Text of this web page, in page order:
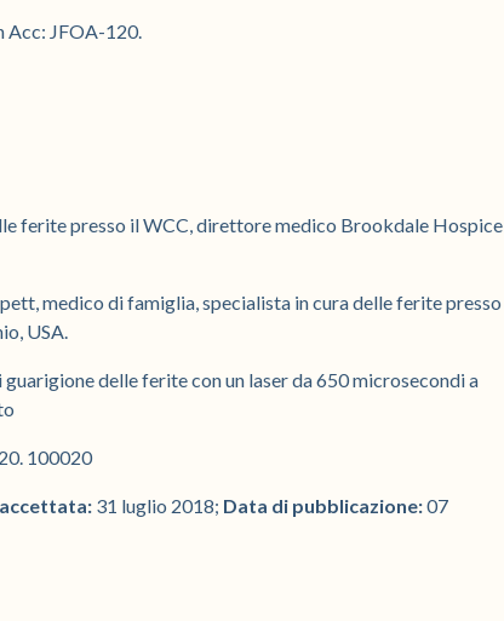
Acc: JFOA-120.
ferite presso il WCC, direttore medico Brookdale Hospice
medico di famiglia, specialista in cura delle ferite presso
USA.
delle ferite con un laser da 650 microsecondi a
100020
31 luglio 2018; Data di pubblicazione:07